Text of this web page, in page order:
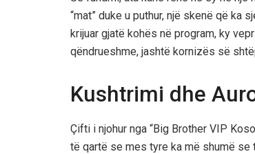
“mat” duke u puthur, një skenë që
krijuar gjatë kohës në program, ky
qëndrueshme, jashtë kornizës së
Kushtrimi dhe
Çifti i njohur nga “Big Brother VIP
të qartë se mes tyre ka më shumë